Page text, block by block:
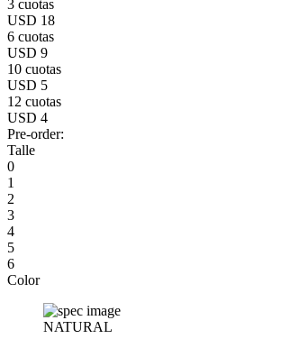
3 cuotas
USD 18
6 cuotas
USD 9
10 cuotas
USD 5
12 cuotas
USD 4
Pre-order:
Talle
0
1
2
3
4
5
6
Color
NATURAL